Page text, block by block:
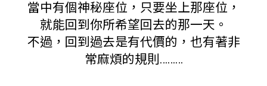
當中有個神秘座位，只要坐上那座位，
就能回到你所希望回去的那一天。
不過，回到過去是有代價的，也有著非
常麻煩的規則………